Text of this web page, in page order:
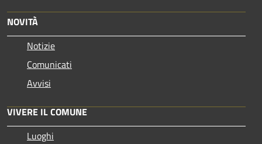
NOVITÀ
Notizie
Comunicati
Avvisi
VIVERE IL COMUNE
Luoghi